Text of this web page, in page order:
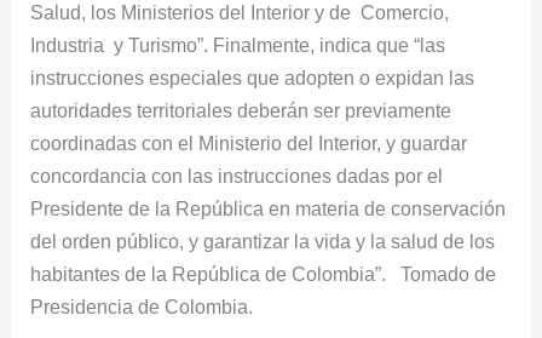
Salud, los Ministerios del Interior y de Comercio,
Industria y Turismo”. Finalmente, indica que “las
instrucciones especiales que adopten o expidan las
autoridades territoriales deberán ser previamente
coordinadas con el Ministerio del Interior, y guardar
concordancia con las instrucciones dadas por el
Presidente de la República en materia de conservación
del orden público, y garantizar la vida y la salud de los
habitantes de la República de Colombia”. Tomado de
Presidencia de Colombia.